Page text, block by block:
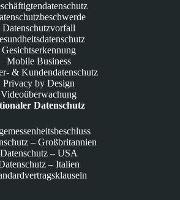
Datenschutzvorfall
Gesichtserkennung
Mobile Business
& Kundendatenschutz
Privacy by Design
Videoüberwachung
Datenschutz
– Großbritannien
Datenschutz – USA
– Italien